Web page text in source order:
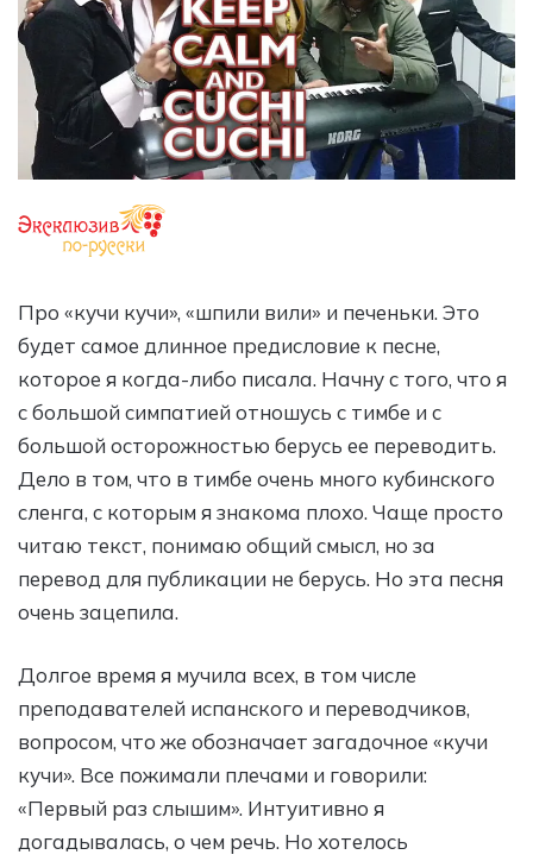
Про «кучи кучи», «шпили вили» и печеньки. Это
будет самое длинное предисловие к песне,
которое я когда-либо писала. Начну с того, что я
с большой симпатией отношусь с тимбе и с
большой осторожностью берусь ее переводить.
Дело в том, что в тимбе очень много кубинского
сленга, с которым я знакома плохо. Чаще просто
читаю текст, понимаю общий смысл, но за
перевод для публикации не берусь. Но эта песня
очень зацепила.
Долгое время я мучила всех, в том числе
преподавателей испанского и переводчиков,
вопросом, что же обозначает загадочное «кучи
кучи». Все пожимали плечами и говорили:
«Первый раз слышим». Интуитивно я
догадывалась, о чем речь. Но хотелось